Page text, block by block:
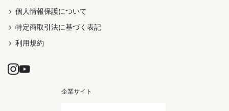
個人情報保護について
特定商取引法に基づく表記
利用規約
企業サイト